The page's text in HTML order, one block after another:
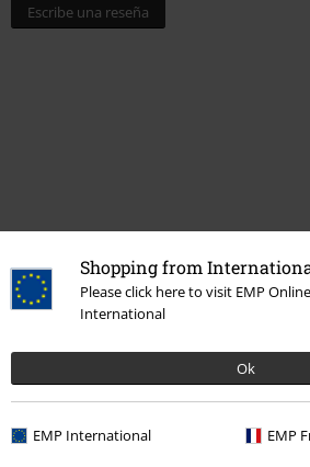
Shopping from
Please click here to visit EMP
International
Ok
EMP International EMP
Escribe una reseña
Más categorías. Más opciones
Nuevo Accesorios
Estilos Básicos Basics Mujer
Estilos Streetwear Streetwear Mujer